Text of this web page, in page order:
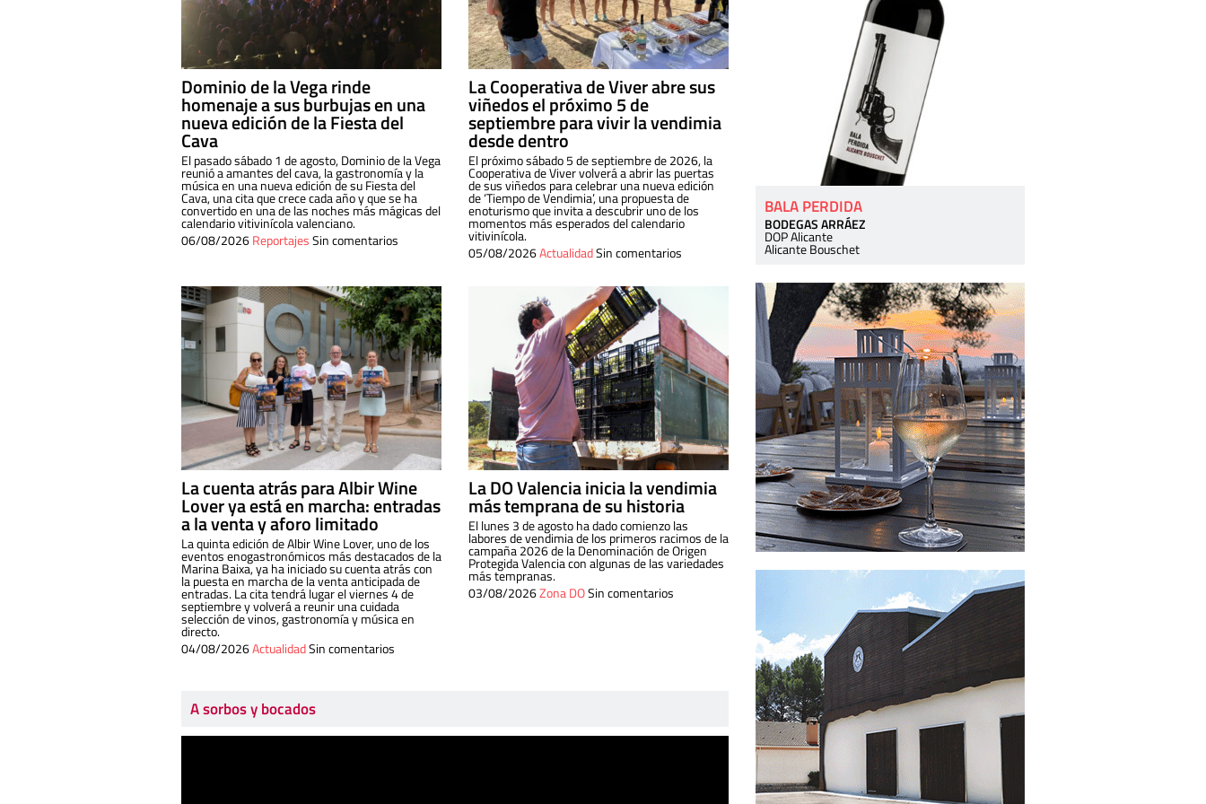
Dominio de la Vega rinde
homenaje a sus burbujas en una
nueva edición de la Fiesta del
Cava
El pasado sábado 1 de agosto, Dominio de la Vega
reunió a amantes del cava, la gastronomía y la
música en una nueva edición de su Fiesta del
Cava, una cita que crece cada año y que se ha
convertido en una de las noches más mágicas del
calendario vitivinícola valenciano.
06/08/2026ReportajesSin comentarios
La Cooperativa de Viver abre sus
viñedos el próximo 5 de
septiembre para vivir la vendimia
desde dentro
El próximo sábado 5 de septiembre de 2026, la
Cooperativa de Viver volverá a abrir las puertas
de sus viñedos para celebrar una nueva edición
de ‘Tiempo de Vendimia’, una propuesta de
enoturismo que invita a descubrir uno de los
momentos más esperados del calendario
vitivinícola.
05/08/2026ActualidadSin comentarios
La cuenta atrás para Albir Wine
Lover ya está en marcha: entradas
a la venta y aforo limitado
La quinta edición de Albir Wine Lover, uno de los
eventos enogastronómicos más destacados de la
Marina Baixa, ya ha iniciado su cuenta atrás con
la puesta en marcha de la venta anticipada de
entradas. La cita tendrá lugar el viernes 4 de
septiembre y volverá a reunir una cuidada
selección de vinos, gastronomía y música en
directo.
04/08/2026ActualidadSin comentarios
La DO Valencia inicia la vendimia
más temprana de su historia
El lunes 3 de agosto ha dado comienzo las
labores de vendimia de los primeros racimos de la
campaña 2026 de la Denominación de Origen
Protegida Valencia con algunas de las variedades
más tempranas.
03/08/2026Zona DOSin comentarios
A sorbos y bocados
BALA PERDIDA
BODEGAS ARRÁEZ
DOP Alicante
Alicante Bouschet